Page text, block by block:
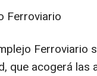
Ferroviario
Ferroviario
que acogerá las